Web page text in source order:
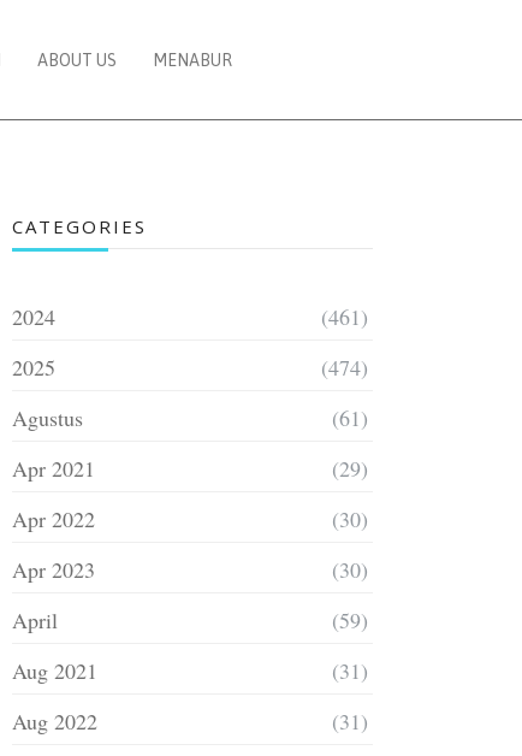
ABOUT US MENABUR
CATEGORIES
2024
(461)
2025
(474)
Agustus
(61)
Apr 2021
(29)
Apr 2022
(30)
Apr 2023
(30)
April
(59)
Aug 2021
(31)
Aug 2022
(31)